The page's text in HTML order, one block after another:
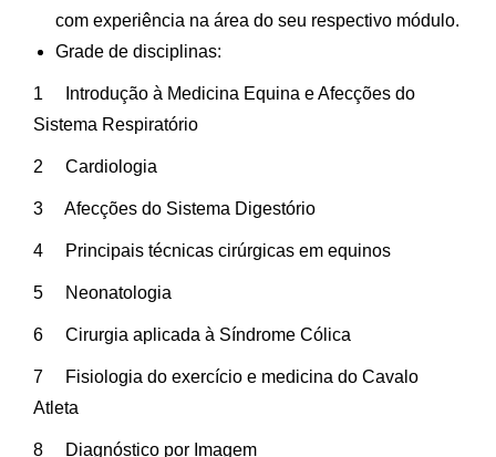
com experiência na área do seu respectivo módulo.
Grade de disciplinas:
1 Introdução à Medicina Equina e Afecções do
Sistema Respiratório
2 Cardiologia
3 Afecções do Sistema Digestório
4 Principais técnicas cirúrgicas em equinos
5 Neonatologia
6 Cirurgia aplicada à Síndrome Cólica
7 Fisiologia do exercício e medicina do Cavalo
Atleta
8 Diagnóstico por Imagem